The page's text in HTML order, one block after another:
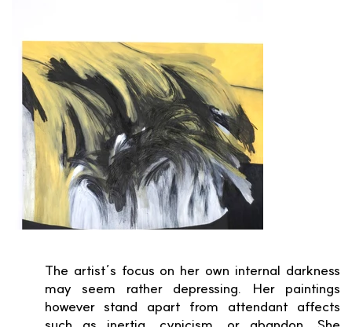
The artist’s focus on her own internal darkness
may seem rather depressing. Her paintings
however stand apart from attendant affects